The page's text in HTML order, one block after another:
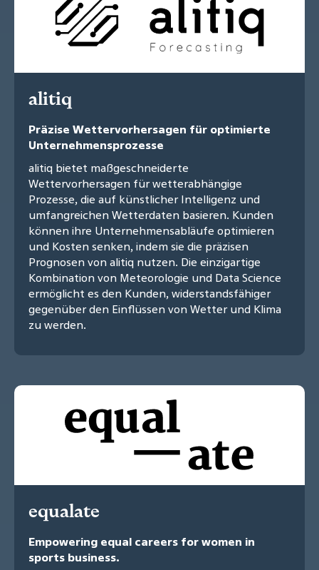
alitiq
Präzise Wettervorhersagen für optimierte
Unternehmensprozesse
alitiq bietet maßgeschneiderte
Wettervorhersagen für wetterabhängige
Prozesse, die auf künstlicher Intelligenz und
umfangreichen Wetterdaten basieren. Kunden
können ihre Unternehmensabläufe optimieren
und Kosten senken, indem sie die präzisen
Prognosen von alitiq nutzen. Die einzigartige
Kombination von Meteorologie und Data Science
ermöglicht es den Kunden, widerstandsfähiger
gegenüber den Einflüssen von Wetter und Klima
zu werden.
equalate
Empowering equal careers for women in
sports business.